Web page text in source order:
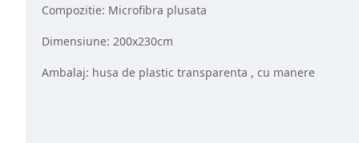
Compozitie: Microfibra plusata
Dimensiune: 200x230cm
Ambalaj: husa de plastic transparenta , cu manere